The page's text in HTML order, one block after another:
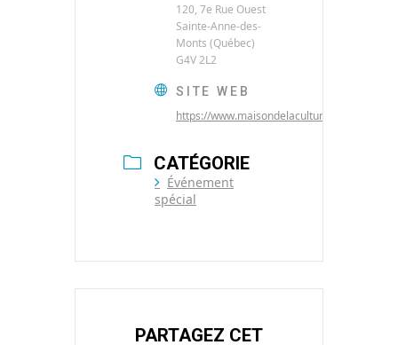
120, 7e Rue Ouest
Sainte-Anne-des-
Monts (Québec)
G4V 2L2
SITE WEB
https://www.maisondelaculture.net/
CATÉGORIE
Événement
spécial
PARTAGEZ CET